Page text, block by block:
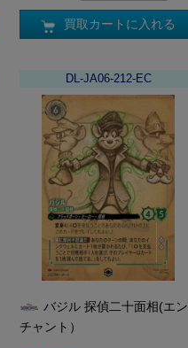
買取カートに入れる
DL-JA06-212-EC
バジル 探偵二十面相(エン
チャント）